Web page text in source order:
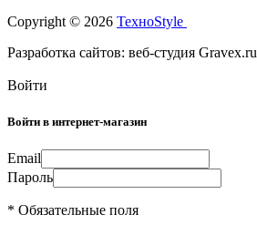
Copyright © 2026 TexноStyle
Разработка сайтов: веб-студия Gravex.ru
Войти
Войти в интернет-магазин
Email
Пароль
* Обязательные поля